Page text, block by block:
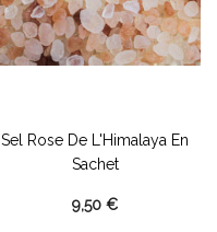
Sel Rose De L'Himalaya En
Sachet
9,50 €